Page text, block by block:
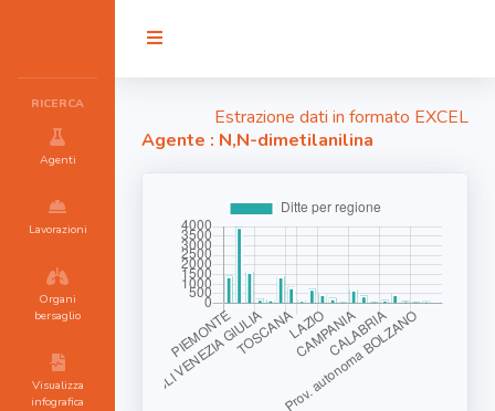
RICERCA
Agenti
Lavorazioni
Organi
bersaglio
Visualizza
infografica
Estrazione dati in formato EXCEL
Agente : N,N-dimetilanilina